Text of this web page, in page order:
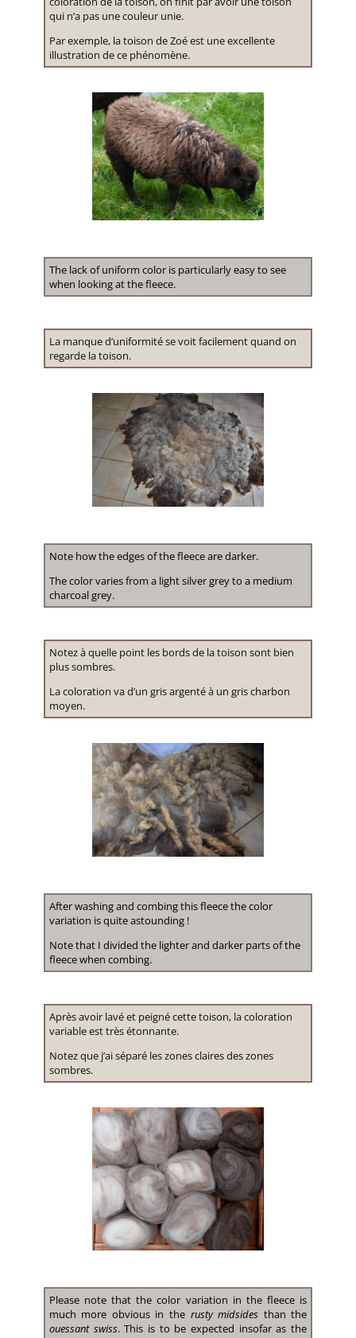
qui n’a pas une couleur unie.
Par exemple, la toison de Zoé est une excellente
illustration de ce phénomène.
The lack of uniform color is particularly easy to see
when looking at the fleece.
La manque d’uniformité se voit facilement quand on
regarde la toison.
Note how the edges of the fleece are darker.
The color varies from a light silver grey to a medium
charcoal grey.
Notez à quelle point les bords de la toison sont bien
plus sombres.
La coloration va d’un gris argenté à un gris charbon
moyen.
After washing and combing this fleece the color
variation is quite astounding !
Note that I divided the lighter and darker parts of the
fleece when combing.
Après avoir lavé et peigné cette toison, la coloration
variable est très étonnante.
Notez que j’ai séparé les zones claires des zones
sombres.
Please note that the color variation in the fleece is
much more obvious in the rusty midsides than the
ouessant swiss. This is to be expected insofar as the